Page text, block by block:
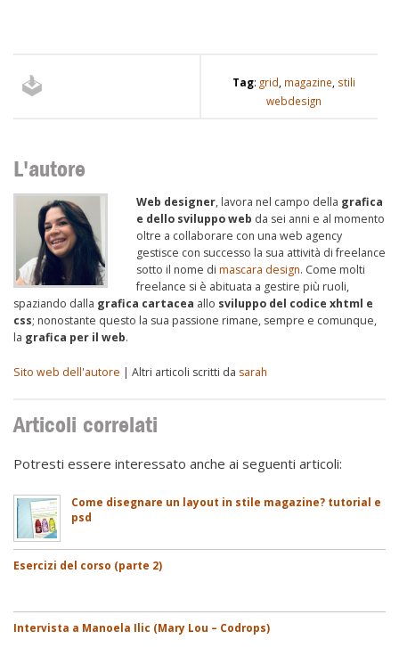
Tag: grid magazine stili
webdesign
L'autore
Web designer, lavora nel campo della grafica
e dello sviluppo web da sei anni e al momento
oltre a collaborare con una web agency
gestisce con successo la sua attività di freelance
sotto il nome di mascara design. Come molti
freelance si è abituata a gestire più ruoli,
spaziando dalla grafica cartacea allo sviluppo del codice xhtml e
css; nonostante questo la sua passione rimane, sempre e comunque,
la grafica per il web.
Sito web dell'autore | Altri articoli scritti da sarah
Articoli correlati
Potresti essere interessato anche ai seguenti articoli:
Come disegnare un layout in stile magazine? tutorial e
psd
Esercizi del corso (parte 2)
Intervista a Manoela Ilic (Mary Lou – Codrops)